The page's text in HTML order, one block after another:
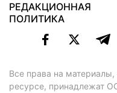
РЕДАКЦИОННАЯ
ПОЛИТИКА
Все права на
ресурсе, принадлежат